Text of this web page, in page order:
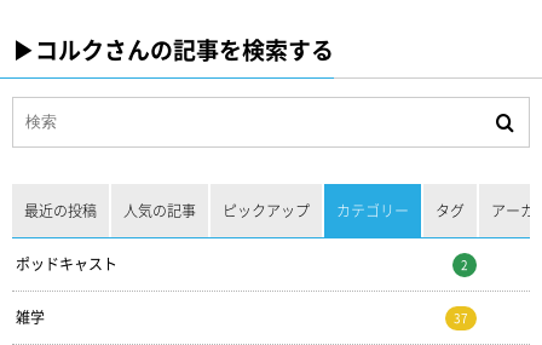
▶︎コルクさんの記事を検索する
最近の投稿 人気の記事 ピックアップ カテゴリー タグ アーカ
ポッドキャスト 2
雑学 37